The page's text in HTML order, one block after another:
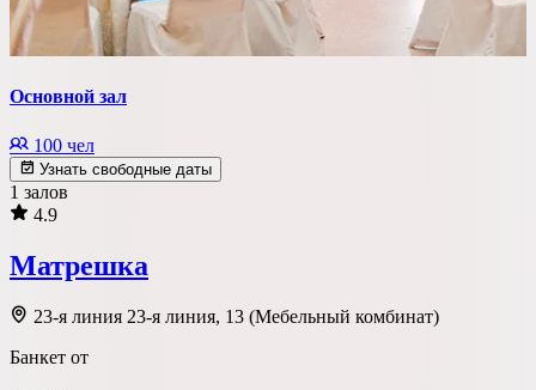
Основной зал
100 чел
Узнать свободные даты
1 залов
4.9
Матрешка
23-я линия 23-я линия, 13 (Мебельный комбинат)
Банкет от